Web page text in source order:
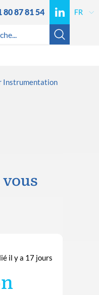
80 87 81 54
Instrumentation
il y a 17 jours